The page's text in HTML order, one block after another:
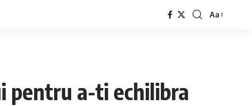
Font
Aa
pentru a-ti echilibra